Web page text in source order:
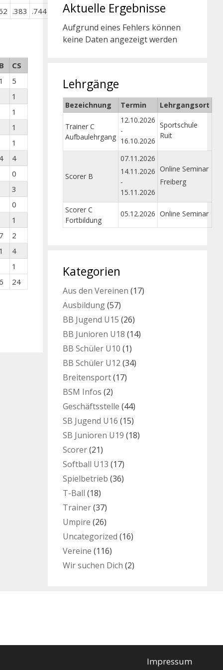
.383 .744
CS
5
1
1
1
1
4
0
3
0
1
2
4
1
24
Aktuelle Ergebnisse
Aufgrund eines Fehlers können
keine Daten angezeigt werden
Lehrgänge
Bezeichnung Termin Lehrgangsort
Trainer C
Aufbaulehrgang
12.10.2026
-
16.10.2026
Sportschule
Ruit
Scorer B
07.11.2026
14.11.2026
-
15.11.2026
Online Seminar
Freiberg
Scorer C
Fortbildung
05.12.2026 Online Seminar
Kategorien
Aus den Vereinen (17)
Ausbildung(57)
BB Jugend U15 (26)
BB Junioren U18 (14)
BB Schüler U10 (1)
BB Schüler U12 (34)
Breitensport(17)
BSM Infos (2)
Geschäftsstelle (44)
SB Jugend U16 (15)
SB Junioren U19 (18)
Scorer(21)
Softball U13 (17)
Spielbetrieb (36)
T-Ball (18)
Trainer(37)
Umpire (26)
Uncategorized (16)
Vereine (116)
Wir suchen Dich (2)
Impressum